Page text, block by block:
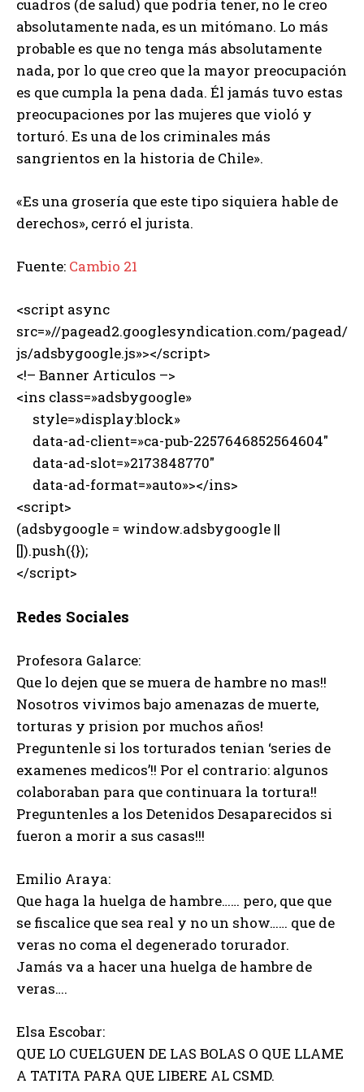
cuadros (de salud) que podría tener, no le creo
absolutamente nada, es un mitómano. Lo más
probable es que no tenga más absolutamente
nada, por lo que creo que la mayor preocupación
es que cumpla la pena dada. Él jamás tuvo estas
preocupaciones por las mujeres que violó y
torturó. Es una de los criminales más
sangrientos en la historia de Chile».
«Es una grosería que este tipo siquiera hable de
derechos», cerró el jurista.
Fuente: Cambio 21
<script async
src=»//pagead2.googlesyndication.com/pagead/
js/adsbygoogle.js»></script>
<!– Banner Articulos –>
<ins class=»adsbygoogle»
style=»display:block»
data-ad-client=»ca-pub-2257646852564604″
data-ad-slot=»2173848770″
data-ad-format=»auto»></ins>
<script>
(adsbygoogle = window.adsbygoogle ||
[]).push({});
</script>
Redes Sociales
Profesora Galarce:
Que lo dejen que se muera de hambre no mas!!
Nosotros vivimos bajo amenazas de muerte,
torturas y prision por muchos años!
Preguntenle si los torturados tenian ‘series de
examenes medicos’!! Por el contrario: algunos
colaboraban para que continuara la tortura!!
Preguntenles a los Detenidos Desaparecidos si
fueron a morir a sus casas!!!
Emilio Araya:
Que haga la huelga de hambre…… pero, que que
se fiscalice que sea real y no un show…… que de
veras no coma el degenerado torurador.
Jamás va a hacer una huelga de hambre de
veras….
Elsa Escobar:
QUE LO CUELGUEN DE LAS BOLAS O QUE LLAME
A TATITA PARA QUE LIBERE AL CSMD.